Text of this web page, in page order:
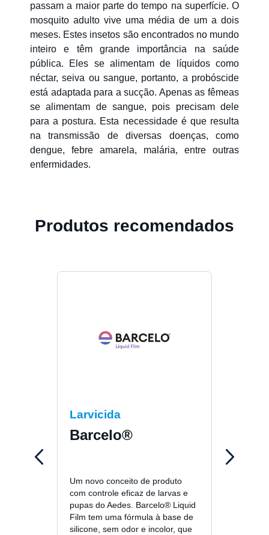
passam a maior parte do tempo na superfície. O
mosquito adulto vive uma média de um a dois
meses. Estes insetos são encontrados no mundo
inteiro e têm grande importância na saúde
pública. Eles se alimentam de líquidos como
néctar, seiva ou sangue, portanto, a probóscide
está adaptada para a sucção. Apenas as fêmeas
se alimentam de sangue, pois precisam dele
para a postura. Esta necessidade é que resulta
na transmissão de diversas doenças, como
dengue, febre amarela, malária, entre outras
enfermidades.
Produtos recomendados
Larvicida
Barcelo®
Um novo conceito de produto
com controle eficaz de larvas e
pupas do Aedes. Barcelo® Liquid
Film tem uma fórmula à base de
silicone, sem odor e incolor, que